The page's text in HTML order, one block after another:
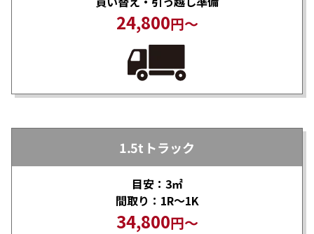
24,800円～
1.5tトラック
目安：3㎡
間取り：1R～1K
34,800円～